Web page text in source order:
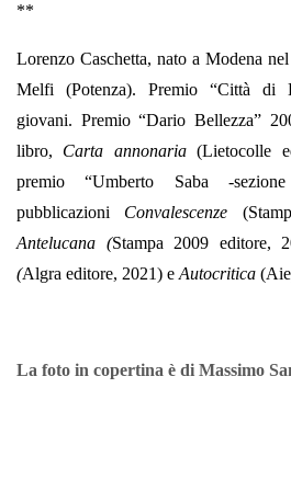
**
Lorenzo Caschetta, nato a Modena
Melfi (Potenza). Premio “Città di
giovani. Premio “Dario Bellezza”
libro, Carta annonaria(Lietocolle
premio “Umberto Saba -
pubblicazioni Convalescenze
Antelucana (Stampa 2009 editore,
(Algra editore, 2021) e Autocritica
La foto in copertina è di Massimo